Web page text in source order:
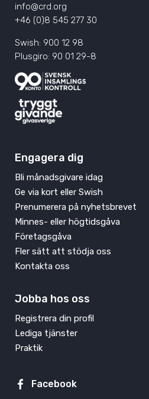
info@crd.org
+46 (0)8 545 277 30
Swish: 900 12 98
Plusgiro: 90 01 29-8
Engagera dig
Bli månadsgivare idag
Ge via kort eller Swish
Prenumerera på nyhetsbrevet
Minnes- eller högtidsgåva
Företagsgåva
Fler sätt att stödja oss
Kontakta oss
Jobba hos oss
Registrera din profil
Lediga tjänster
Praktik
Facebook